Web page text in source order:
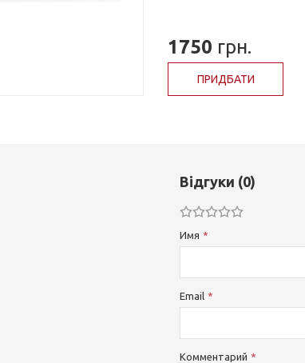
1750 грн.
ПРИДБАТИ
Відгуки (0)
Имя
Email
Комментарий